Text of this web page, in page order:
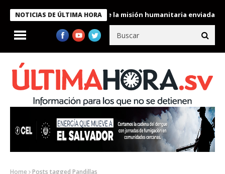
NOTICIAS DE ÚLTIMA HORA
a miembros de la misión humanitaria enviada a
Home Posts tagged Pandillas